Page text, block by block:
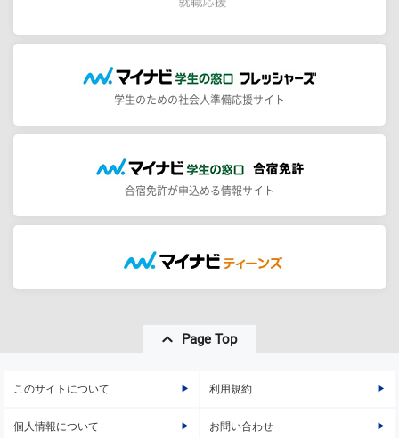
学生のための社会人準備応援サイト
合宿免許が申込める情報サイト
Page Top
このサイトについて 利用規約
個人情報について お問い合わせ